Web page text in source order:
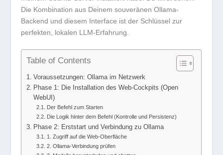
Die Kombination aus Deinem souveränen Ollama-
Backend und diesem Interface ist der Schlüssel zur
perfekten, lokalen LLM-Erfahrung
Table of Contents
Voraussetzungen: Ollama im Netzwerk
Phase 1: Die Installation des Web-Cockpits (Open
WebUI)
Der Befehl zum Starten
Die Logik hinter dem Befehl (Kontrolle und Persistenz)
Phase 2: Erststart und Verbindung zu Ollama
1. Zugriff auf die Web-Oberfläche
2. Ollama-Verbindung prüfen